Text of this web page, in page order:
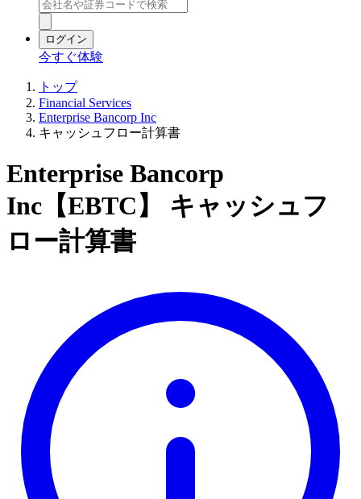
ログイン
今すぐ体験
トップ
Financial Services
Enterprise Bancorp Inc
キャッシュフロー計算書
Enterprise Bancorp
Inc【EBTC】 キャッシュフ
ロー計算書